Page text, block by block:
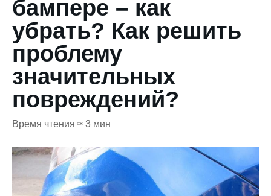
бампере – как
убрать? Как решить
проблему
значительных
повреждений?
Время чтения ≈ 3 мин